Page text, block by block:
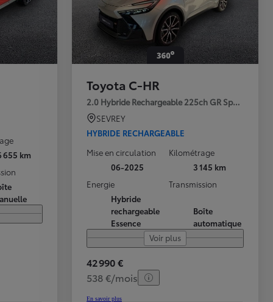
655 km
Toyota C-HR
2.0 Hybride Rechargeable 225ch GR Sport
SEVREY
HYBRIDE RECHARGEABLE
Mise en circulation
06-2025
Kilométrage
3 145 km
Energie
Hybride
rechargeable
Essence
Transmission
Boîte
automatique
Voir plus
42 990 €
538 €/mois
En savoir plus